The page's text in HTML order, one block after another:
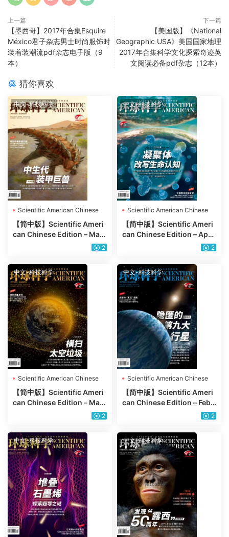
上一篇
【墨西哥】2017年合集Esquire
México君子杂志男士时尚服饰时
装着装潮流pdf杂志电子版（9
本）
下一篇
【美国版】《National
Geographic USA》美国国家地理
2017年合集科学文化探索奇迹英
文阅读必备pdf杂志（12本）
猜你喜欢
中文-科技科学
Scientific American Chinese
Edition
【简中版】Scientific Ameri
can Chinese Edition – May
2025年5月PDF电子版杂志 2
中文-科技科学
Scientific American Chinese
Edition
【简中版】Scientific Ameri
can Chinese Edition – April
2025年4月PDF电子版杂志 2
中文-科技科学
Scientific American Chinese
Edition
【简中版】Scientific Ameri
can Chinese Edition – Marc
h 2025年3月PDF电子版杂志
2
中文-科技科学
Scientific American Chinese
Edition
【简中版】Scientific Ameri
can Chinese Edition – Febr
uary 2025年2月PDF电子版2
中文-科技科学 中文-科技科学